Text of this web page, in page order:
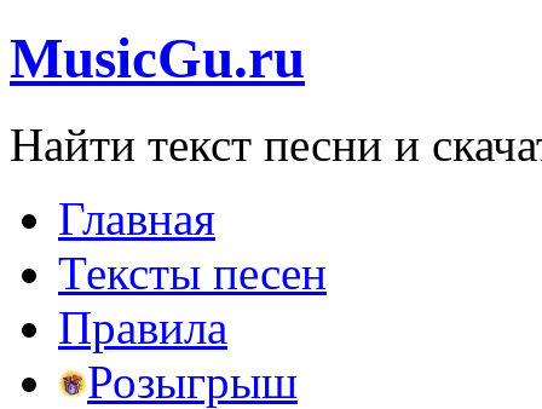
MusicGu.ru
Найти текст песни и
Главная
Тексты песен
Правила
Розыгрыш